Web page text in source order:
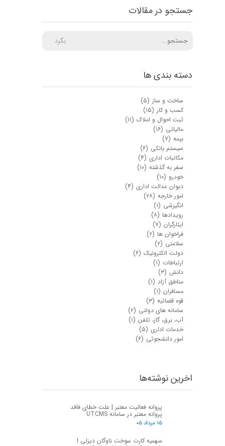
دسته بندی ها
ساخت و ساز (۵)
کسب و کار (۱۵)
ثبت احوال و املاک (۱۱)
مالیاتی (۱۶)
بیمه (۷)
سیستم بانکی (۶)
مکاتبات اداری (۴)
سفر به گذشته (۱۰)
خودرو (۱۰)
دیوان عدالت اداری (۴)
امور خارجه (۲۸)
انگیزشی (۱)
رویدادها (۸)
ایثارگران (۷)
فراخوان ها (۲)
سلامتی (۲)
دولت الکترونیک (۶)
ارتباطات (۱)
دانش (۳)
مناطق آزاد (۱)
مسافران (۱)
قوه قضائیه (۳)
سامانه های دولتی (۲)
آب، برق، گاز، تلفن (۱)
خدمات اداری (۵)
امور دانشجوئی (۶)
جستجو در مقالات
بگرد
اخرین نوشته‌ها
پروانه فعالیت معتبر | علت خطای فاقد
پروانه معتبر در سامانه UTCMS
۱۵ مرداد ۰۵
سهمیه کارت سوخت ناوگان دیزلی I